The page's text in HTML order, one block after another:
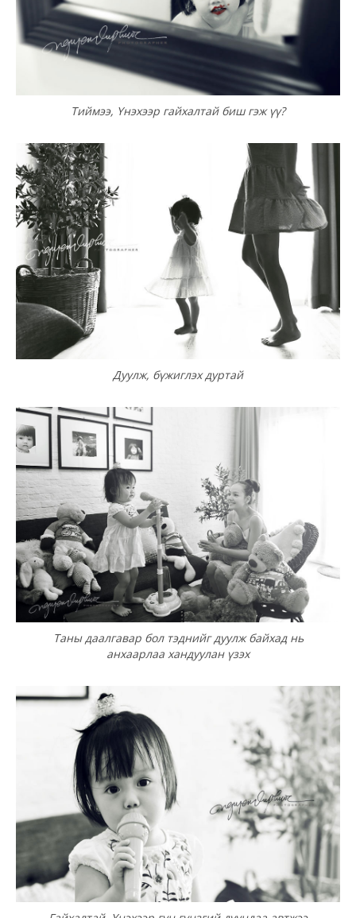
Тиймээ, Үнэхээр гайхалтай биш гэж үү?
Дуулж, бүжиглэх дуртай
Таны даалгавар бол тэднийг дуулж байхад нь
анхаарлаа хандуулан үзэх